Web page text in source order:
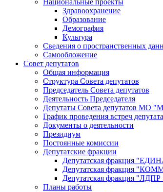
Здравоохранение
Образование
Демография
Культура
Сведения о пространственных
Самообложение
Совет депутатов
Общая информация
Структура Совета депутатов
Председатель Совета депутатов
Деятельность Председателя
Депутаты Совета депутатов МО
График проведения встреч
Документы о деятельности
Президиум
Постоянные комиссии
Депутатские фракции
Депутатская фракция
Депутатская фракция
Депутатская фракция "ЛДПР
Планы работы